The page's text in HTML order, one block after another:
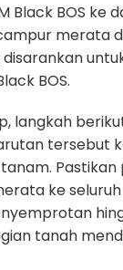
Black BOS ke
merata
disarankan
BOS.
langkah
tersebut
ke
tanah